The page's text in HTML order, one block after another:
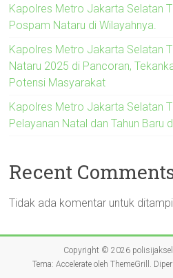
Kapolres Metro Jakarta Selatan
Pospam Nataru di Wilayahnya.
Kapolres Metro Jakarta Selatan
Nataru 2025 di Pancoran,
Potensi Masyarakat
Kapolres Metro Jakarta Selatan
Pelayanan Natal dan Tahun Baru
Recent
Tidak ada komentar untuk
Copyright © 2026 polisijaksel
Tema:Accelerate oleh ThemeGrill.